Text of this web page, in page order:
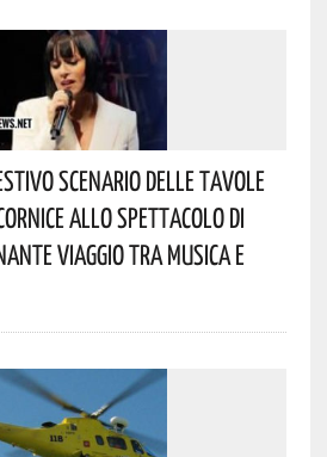
Scenario Delle Tavole
Allo Spettacolo Di
Viaggio Tra Musica E